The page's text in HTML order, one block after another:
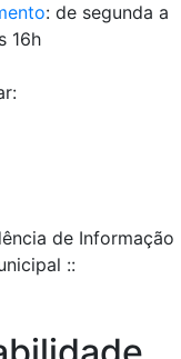
: de segunda a
16h
de Informação
::